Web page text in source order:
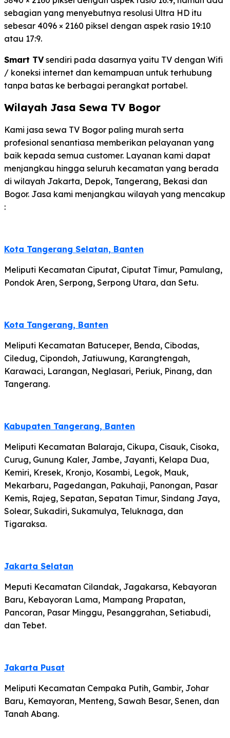
sebagian yang menyebutnya resolusi Ultra HD itu
sebesar 4096 × 2160 piksel dengan aspek rasio 19:10
atau 17:9.
Smart TVsendiri pada dasarnya yaitu TV dengan Wifi
/ koneksi internet dan kemampuan untuk terhubung
tanpa batas ke berbagai perangkat portabel.
Wilayah Jasa Sewa TV Bogor
Kami jasa sewa TV Bogor paling murah serta
profesional senantiasa memberikan pelayanan yang
baik kepada semua customer. Layanan kami dapat
menjangkau hingga seluruh kecamatan yang berada
di wilayah Jakarta, Depok, Tangerang, Bekasi dan
Bogor. Jasa kami menjangkau wilayah yang mencakup
:
Kota Tangerang Selatan, Banten
Meliputi Kecamatan Ciputat, Ciputat Timur, Pamulang,
Pondok Aren, Serpong, Serpong Utara, dan Setu.
Kota Tangerang, Banten
Meliputi Kecamatan Batuceper, Benda, Cibodas,
Ciledug, Cipondoh, Jatiuwung, Karangtengah,
Karawaci, Larangan, Neglasari, Periuk, Pinang, dan
Tangerang.
Kabupaten Tangerang, Banten
Meliputi Kecamatan Balaraja, Cikupa, Cisauk, Cisoka,
Curug, Gunung Kaler, Jambe, Jayanti, Kelapa Dua,
Kemiri, Kresek, Kronjo, Kosambi, Legok, Mauk,
Mekarbaru, Pagedangan, Pakuhaji, Panongan, Pasar
Kemis, Rajeg, Sepatan, Sepatan Timur, Sindang Jaya,
Solear, Sukadiri, Sukamulya, Teluknaga, dan
Tigaraksa.
Jakarta Selatan
Meputi Kecamatan Cilandak, Jagakarsa, Kebayoran
Baru, Kebayoran Lama, Mampang Prapatan,
Pancoran, Pasar Minggu, Pesanggrahan, Setiabudi,
dan Tebet.
Jakarta Pusat
Meliputi Kecamatan Cempaka Putih, Gambir, Johar
Baru, Kemayoran, Menteng, Sawah Besar, Senen, dan
Tanah Abang.